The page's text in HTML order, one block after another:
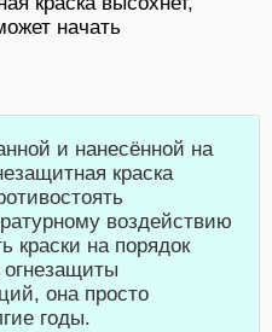
начать
и нанесённой на
краска
воздействию
краски на порядок
она просто
годы.